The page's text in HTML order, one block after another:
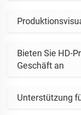
Bieten Sie HD-
Geschäft an
Unterstützung